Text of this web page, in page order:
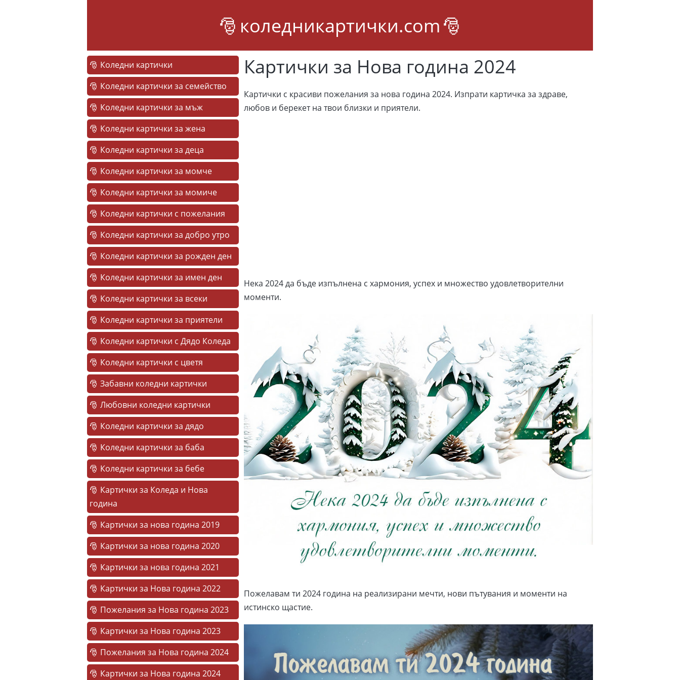
коледникартички.com
Картички за Нова година 2024
Картички с красиви пожелания за нова година 2024. Изпрати картичка за здраве,
любов и берекет на твои близки и приятели.
Нека 2024 да бъде изпълнена с хармония, успех и множество удовлетворителни
моменти.
Пожелавам ти 2024 година на реализирани мечти, нови пътувания и моменти на
истинско щастие.
Коледни картички
Коледни картички за семейство
Коледни картички за мъж
Коледни картички за жена
Коледни картички за деца
Коледни картички за момче
Коледни картички за момиче
Коледни картички с пожелания
Коледни картички за добро утро
Коледни картички за рожден ден
Коледни картички за имен ден
Коледни картички за всеки
Коледни картички за приятели
Коледни картички с Дядо Коледа
Коледни картички с цветя
Забавни коледни картички
Любовни коледни картички
Коледни картички за дядо
Коледни картички за баба
Коледни картички за бебе
Картички за Коледа и Нова
година
Картички за нова година 2019
Картички за нова година 2020
Картички за нова година 2021
Картички за Нова година 2022
Пожелания за Нова година 2023
Картички за Нова година 2023
Пожелания за Нова година 2024
Картички за Нова година 2024